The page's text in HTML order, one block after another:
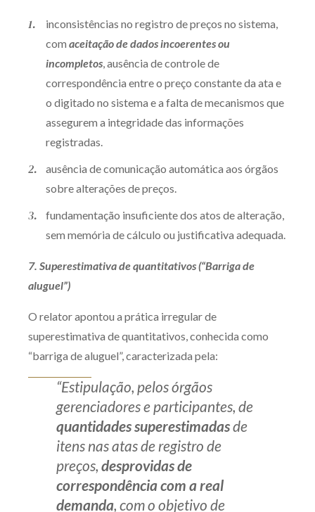
inconsistências no registro de preços no sistema,
com aceitação de dados incoerentes ou
incompletos , ausência de controle de
correspondência entre o preço constante da ata e
o digitado no sistema e a falta de mecanismos que
assegurem a integridade das informações
registradas.
ausência de comunicação automática aos órgãos
sobre alterações de preços.
fundamentação insuficiente dos atos de alteração,
sem memória de cálculo ou justificativa adequada.
7. Superestimativa de quantitativos (“Barriga de
aluguel”)
O relator apontou a prática irregular de
superestimativa de quantitativos, conhecida como
“barriga de aluguel”, caracterizada pela:
“Estipulação, pelos órgãos
gerenciadores e participantes, de
quantidades superestimadasde
itens nas atas de registro de
preços, desprovidas de
correspondência com a real
demanda, com o objetivo de